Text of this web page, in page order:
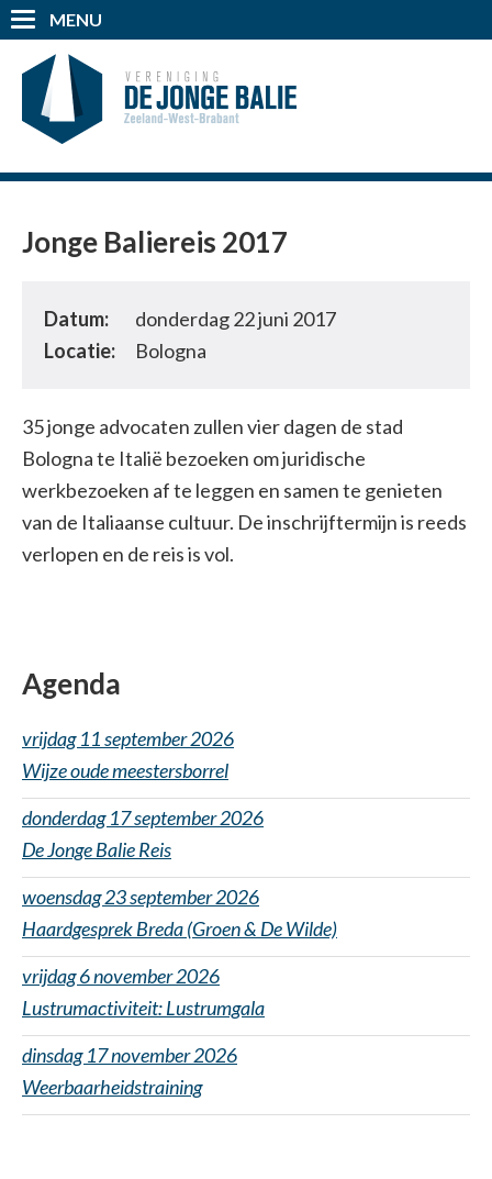
MENU
Jonge Baliereis 2017
Datum:
donderdag 22 juni 2017
Locatie:
Bologna
35 jonge advocaten zullen vier dagen de stad
Bologna te Italië bezoeken om juridische
werkbezoeken af te leggen en samen te genieten
van de Italiaanse cultuur. De inschrijftermijn is reeds
verlopen en de reis is vol.
Agenda
vrijdag 11 september 2026
Wijze oude meestersborrel
donderdag 17 september 2026
De Jonge Balie Reis
woensdag 23 september 2026
Haardgesprek Breda (Groen & De Wilde)
vrijdag 6 november 2026
Lustrumactiviteit: Lustrumgala
dinsdag 17 november 2026
Weerbaarheidstraining